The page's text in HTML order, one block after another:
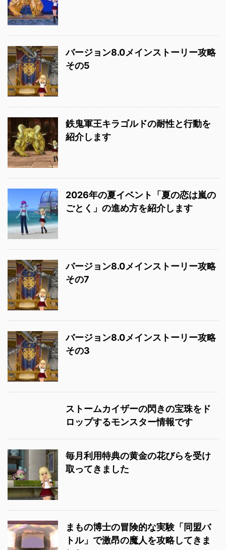
バージョン8.0メインストーリー攻略
その5
鉄鬼軍王キラゴルドの耐性と行動を
紹介します
2026年の夏イベント「夏の恋は嵐の
ごとく」の進め方を紹介します
バージョン8.0メインストーリー攻略
その7
バージョン8.0メインストーリー攻略
その3
ストームカイザーの閃きの宝珠をド
ロップするモンスター情報です
毎月利用特典の黄金の花びらを受け
取ってきました
まもの博士の冒険的な実験「同盟バ
トル」で激昂の魔人を攻略してきま